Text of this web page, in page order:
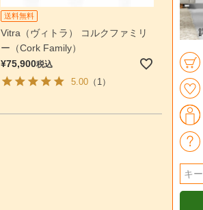
送料無料
Vitra（ヴィトラ） コルクファミリ
ー（Cork Family）
¥75,900税込
5.00（1）